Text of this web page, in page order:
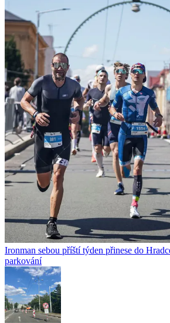
Ironman sebou příští týden přinese do
parkování